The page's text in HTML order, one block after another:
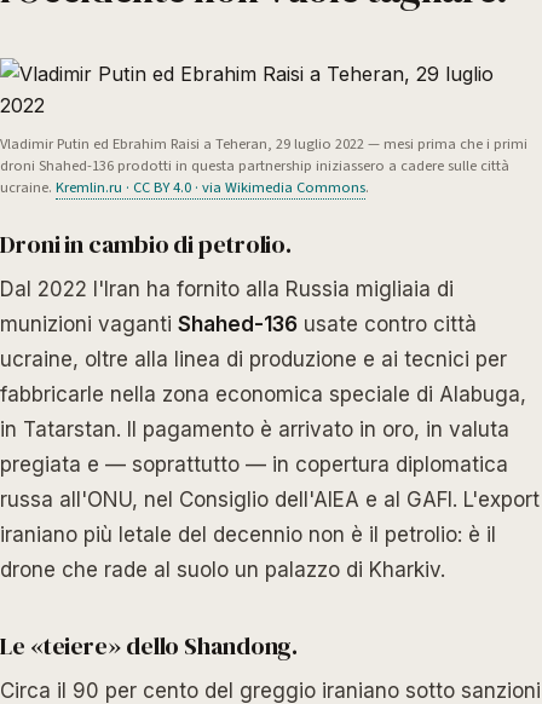
Vladimir Putin ed Ebrahim Raisi a Teheran, 29 luglio 2022 — mesi prima che i primi
droni Shahed-136 prodotti in questa partnership iniziassero a cadere sulle città
ucraine. Kremlin.ru · CC BY 4.0 · via Wikimedia Commons.
Droni in cambio di petrolio.
Dal 2022 l'Iran ha fornito alla Russia migliaia di
munizioni vaganti Shahed-136 usate contro città
ucraine, oltre alla linea di produzione e ai tecnici per
fabbricarle nella zona economica speciale di Alabuga,
in Tatarstan. Il pagamento è arrivato in oro, in valuta
pregiata e — soprattutto — in copertura diplomatica
russa all'ONU, nel Consiglio dell'AIEA e al GAFI. L'export
iraniano più letale del decennio non è il petrolio: è il
drone che rade al suolo un palazzo di Kharkiv.
Le «teiere» dello Shandong.
Circa il 90 per cento del greggio iraniano sotto sanzioni